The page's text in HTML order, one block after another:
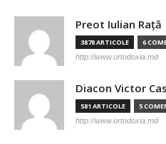
Preot Iulian Raţă
3878 ARTICOLE 6
http://www.ortodoxia.md
Diacon Victor
581 ARTICOLE 5
http://www.ortodoxia.md